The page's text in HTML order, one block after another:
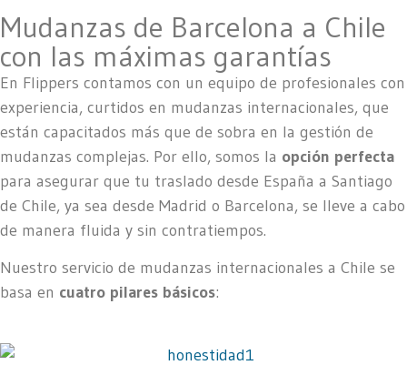
Mudanzas de Barcelona a Chile
con las máximas garantías
En Flippers contamos con un equipo de profesionales con
experiencia, curtidos en mudanzas internacionales, que
están capacitados más que de sobra en la gestión de
mudanzas complejas. Por ello, somos la opción perfecta
para asegurar que tu traslado desde España a Santiago
de Chile, ya sea desde Madrid o Barcelona, se lleve a cabo
de manera fluida y sin contratiempos.
Nuestro servicio de mudanzas internacionales a Chile se
basa en cuatro pilares básicos: